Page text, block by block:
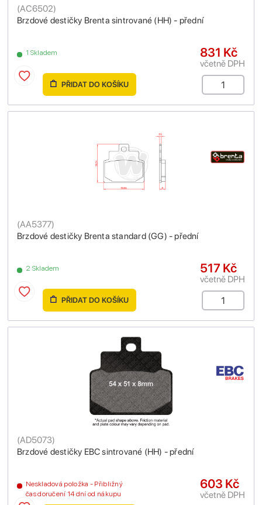
Brzdové destičky Brenta sintrované (HH) - přední
(AC6502)
1 Skladem 831 Kč
včetně DPH
PŘIDAT DO KOŠÍKU
Brzdové destičky Brenta standard (GG) - přední
(AA5377)
2 Skladem 517 Kč
včetně DPH
PŘIDAT DO KOŠÍKU
Brzdové destičky EBC sintrované (HH) - přední
(AD5073)
Neskladová položka - Přibližný
čas doručení 14 dní od nákupu
603 Kč
včetně DPH